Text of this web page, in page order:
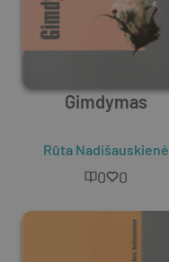
Gimdymas
Rūta Nadišauskienė
0 0